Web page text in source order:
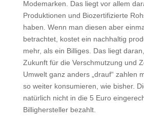
Modemarken. Das liegt vor allem
Produktionen und Biozertifizierte
haben. Wenn man diesen aber
betrachtet, kostet ein nachhaltig
mehr, als ein Billiges. Das liegt
Zukunft für die Verschmutzung und
Umwelt ganz anders „drauf“ zahlen
so weiter konsumieren, wie bisher.
natürlich nicht in die 5 Euro
Billighersteller bezahlt.